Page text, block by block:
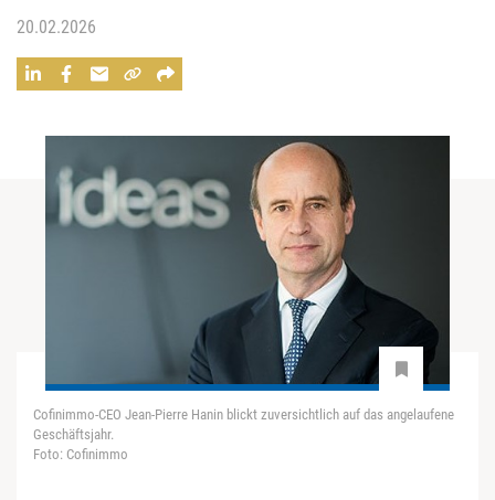
20.02.2026
Cofinimmo-CEO Jean-Pierre Hanin blickt zuversichtlich auf das angelaufene
Geschäftsjahr.
Foto: Cofinimmo